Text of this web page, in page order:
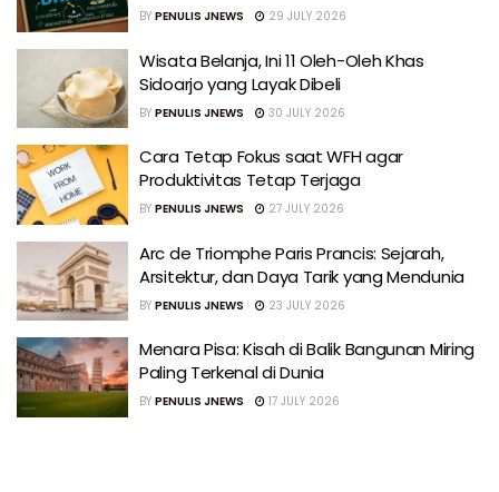
BY PENULIS JNEWS 29 JULY 2026
Wisata Belanja, Ini 11 Oleh-Oleh Khas
Sidoarjo yang Layak Dibeli
BY PENULIS JNEWS 30 JULY 2026
Cara Tetap Fokus saat WFH agar
Produktivitas Tetap Terjaga
BY PENULIS JNEWS 27 JULY 2026
Arc de Triomphe Paris Prancis: Sejarah,
Arsitektur, dan Daya Tarik yang Mendunia
BY PENULIS JNEWS 23 JULY 2026
Menara Pisa: Kisah di Balik Bangunan Miring
Paling Terkenal di Dunia
BY PENULIS JNEWS 17 JULY 2026